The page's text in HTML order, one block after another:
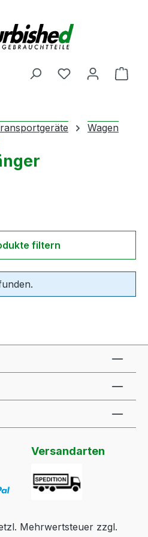
Du hast 0
Wagen
filtern
Versandarten
Mehrwertsteuer zzgl.